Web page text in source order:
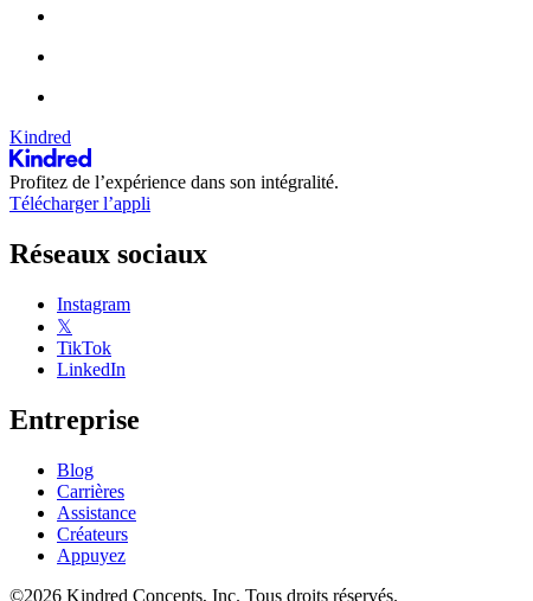
Kindred
Profitez de l’expérience dans son intégralité.
Télécharger l’appli
Réseaux sociaux
Instagram
𝕏
TikTok
LinkedIn
Entreprise
Blog
Carrières
Assistance
Créateurs
Appuyez
©2026 Kindred Concepts, Inc. Tous droits réservés.